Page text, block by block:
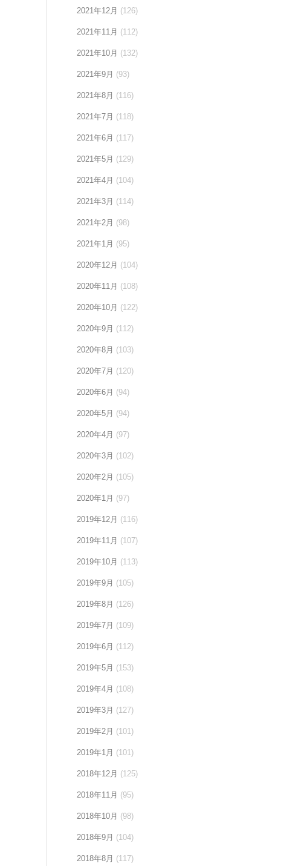
2021年12月 (126)
2021年11月 (112)
2021年10月 (132)
2021年9月 (93)
2021年8月 (116)
2021年7月 (118)
2021年6月 (117)
2021年5月 (129)
2021年4月 (104)
2021年3月 (114)
2021年2月 (98)
2021年1月 (95)
2020年12月 (104)
2020年11月 (108)
2020年10月 (122)
2020年9月 (112)
2020年8月 (103)
2020年7月 (120)
2020年6月 (94)
2020年5月 (94)
2020年4月 (97)
2020年3月 (102)
2020年2月 (105)
2020年1月 (97)
2019年12月 (116)
2019年11月 (107)
2019年10月 (113)
2019年9月 (105)
2019年8月 (126)
2019年7月 (109)
2019年6月 (112)
2019年5月 (153)
2019年4月 (108)
2019年3月 (127)
2019年2月 (101)
2019年1月 (101)
2018年12月 (125)
2018年11月 (95)
2018年10月 (98)
2018年9月 (104)
2018年8月 (117)